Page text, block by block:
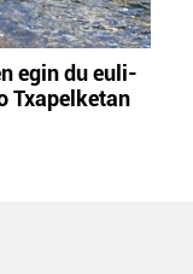
egin du euli-
Txapelketan